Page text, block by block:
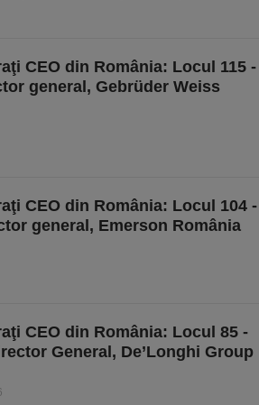
CEO din România: Locul 115 -
general, Gebrüder Weiss
CEO din România: Locul 104 -
general, Emerson România
CEO din România: Locul 85 -
General, De’Longhi Group